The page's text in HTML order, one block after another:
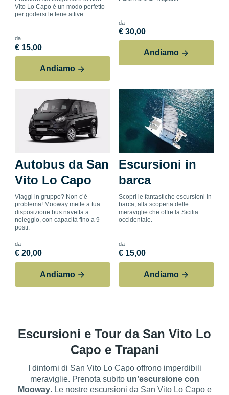
Vito Lo Capo è un modo perfetto
per godersi le ferie attive.
da
€ 15,00
Andiamo
da
€ 30,00
Andiamo
Autobus da San
Vito Lo Capo
Viaggi in gruppo? Non c’è
problema! Mooway mette a tua
disposizione bus navetta a
noleggio, con capacità fino a 9
posti.
da
€ 20,00
Andiamo
Escursioni in
barca
Scopri le fantastiche escursioni in
barca, alla scoperta delle
meraviglie che offre la Sicilia
occidentale.
da
€ 15,00
Andiamo
Escursioni e Tour da San Vito Lo
Capo e Trapani
I dintorni di San Vito Lo Capo offrono imperdibili
meraviglie. Prenota subito un’escursione con
Mooway. Le nostre escursioni da San Vito Lo Capo e